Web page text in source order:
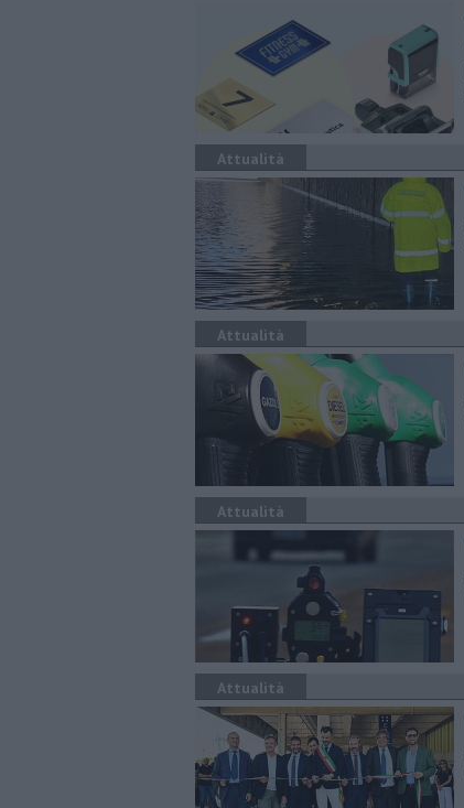
Attualità
Attualità
Attualità
Attualità